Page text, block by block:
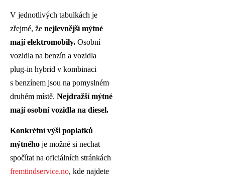
V jednotlivých tabulkách je
zřejmé, že nejlevnější mýtné
mají elektromobily. Osobní
vozidla na benzín a vozidla
plug-in hybrid v kombinaci
s benzínem jsou na pomyslném
druhém místě. Nejdražší mýtné
mají osobní vozidla na diesel.
Konkrétní výši poplatků
mýtného je možné si nechat
spočítat na oficiálních stránkách
fremtindservice.no, kde najdete